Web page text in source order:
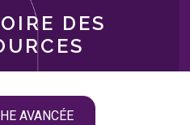
DES
AVANCÉE